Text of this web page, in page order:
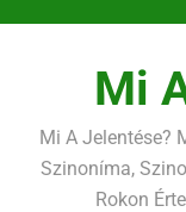
Mi
Mi A Jelentése?
Szinoníma,
Rokon